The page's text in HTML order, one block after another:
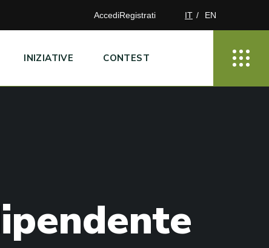
AccediRegistrati IT EN
INIZIATIVE CONTEST
ipendente